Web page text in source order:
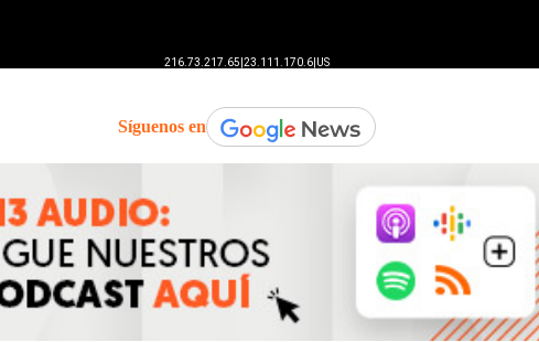
Síguenos en